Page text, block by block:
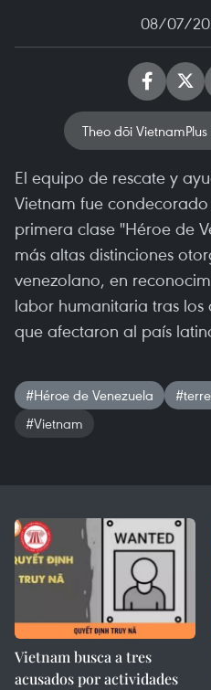
08/07/
Theo dõi VietnamPlus
El equipo de rescate y
Vietnam fue
primera clase "Héroe de
más altas distinciones
venezolano, en
labor humanitaria tras
que afectaron al país
#Héroe de Venezuela
#Vietnam
Vietnam busca a tres
acusados por actividades